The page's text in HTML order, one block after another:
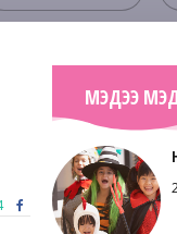
МЭДЭЭ